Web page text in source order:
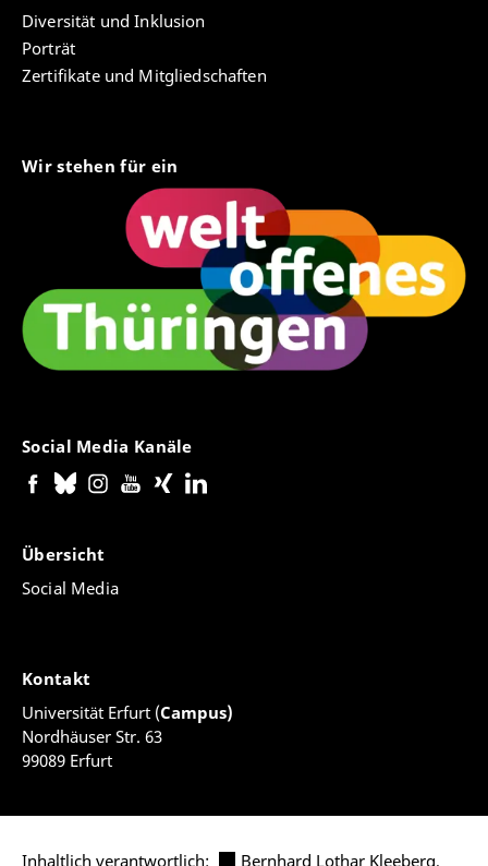
Diversität und Inklusion
Porträt
Zertifikate und Mitgliedschaften
Wir stehen für ein
Social Media Kanäle
Übersicht
Social Media
Kontakt
Universität Erfurt (Campus)
Nordhäuser Str. 63
99089 Erfurt
Inhaltlich verantwortlich: Bernhard Lothar Kleeberg,